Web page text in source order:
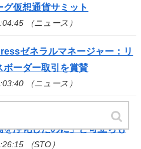
グ仮想通貨サミット
（ニュース）
ゼネラルマネージャー：リ
ボーダー取引を賞賛
（ニュース）
総裁
の違法性を指摘
を浄化したのに」と苛立ちも
（STO）